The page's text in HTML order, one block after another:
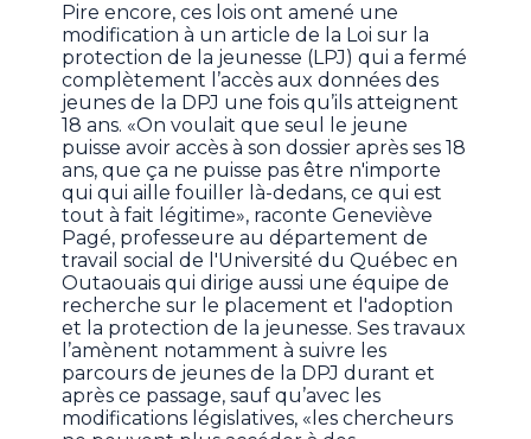
Pire encore, ces lois ont amené une
modification à un article de la Loi sur la
protection de la jeunesse (LPJ) qui a fermé
complètement l’accès aux données des
jeunes de la DPJ une fois qu’ils atteignent
18 ans. «On voulait que seul le jeune
puisse avoir accès à son dossier après ses 18
ans, que ça ne puisse pas être n'importe
qui qui aille fouiller là-dedans, ce qui est
tout à fait légitime», raconte Geneviève
Pagé, professeure au département de
travail social de l'Université du Québec en
Outaouais qui dirige aussi une équipe de
recherche sur le placement et l'adoption
et la protection de la jeunesse. Ses travaux
l’amènent notamment à suivre les
parcours de jeunes de la DPJ durant et
après ce passage, sauf qu’avec les
modifications législatives, «les chercheurs